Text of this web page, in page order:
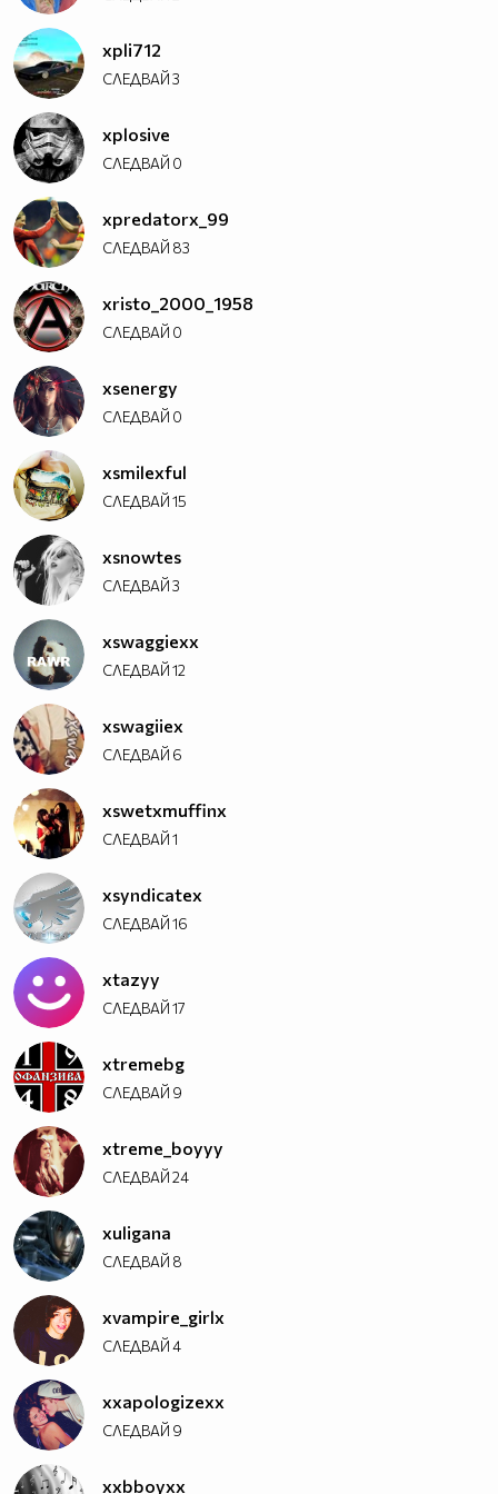
xpli712
СЛЕДВАЙ3
xplosive
СЛЕДВАЙ 0
xpredatorx_99
СЛЕДВАЙ 83
xristo_2000_1958
СЛЕДВАЙ 0
xsenergy
СЛЕДВАЙ 0
xsmilexful
СЛЕДВАЙ15
xsnowtes
СЛЕДВАЙ3
xswaggiexx
СЛЕДВАЙ12
xswagiiex
СЛЕДВАЙ 6
xswetxmuffinx
СЛЕДВАЙ1
xsyndicatex
СЛЕДВАЙ16
xtazyy
СЛЕДВАЙ17
xtremebg
СЛЕДВАЙ 9
xtreme_boyyy
СЛЕДВАЙ24
xuligana
СЛЕДВАЙ 8
xvampire_girlx
СЛЕДВАЙ4
xxapologizexx
СЛЕДВАЙ 9
xxbboyxx